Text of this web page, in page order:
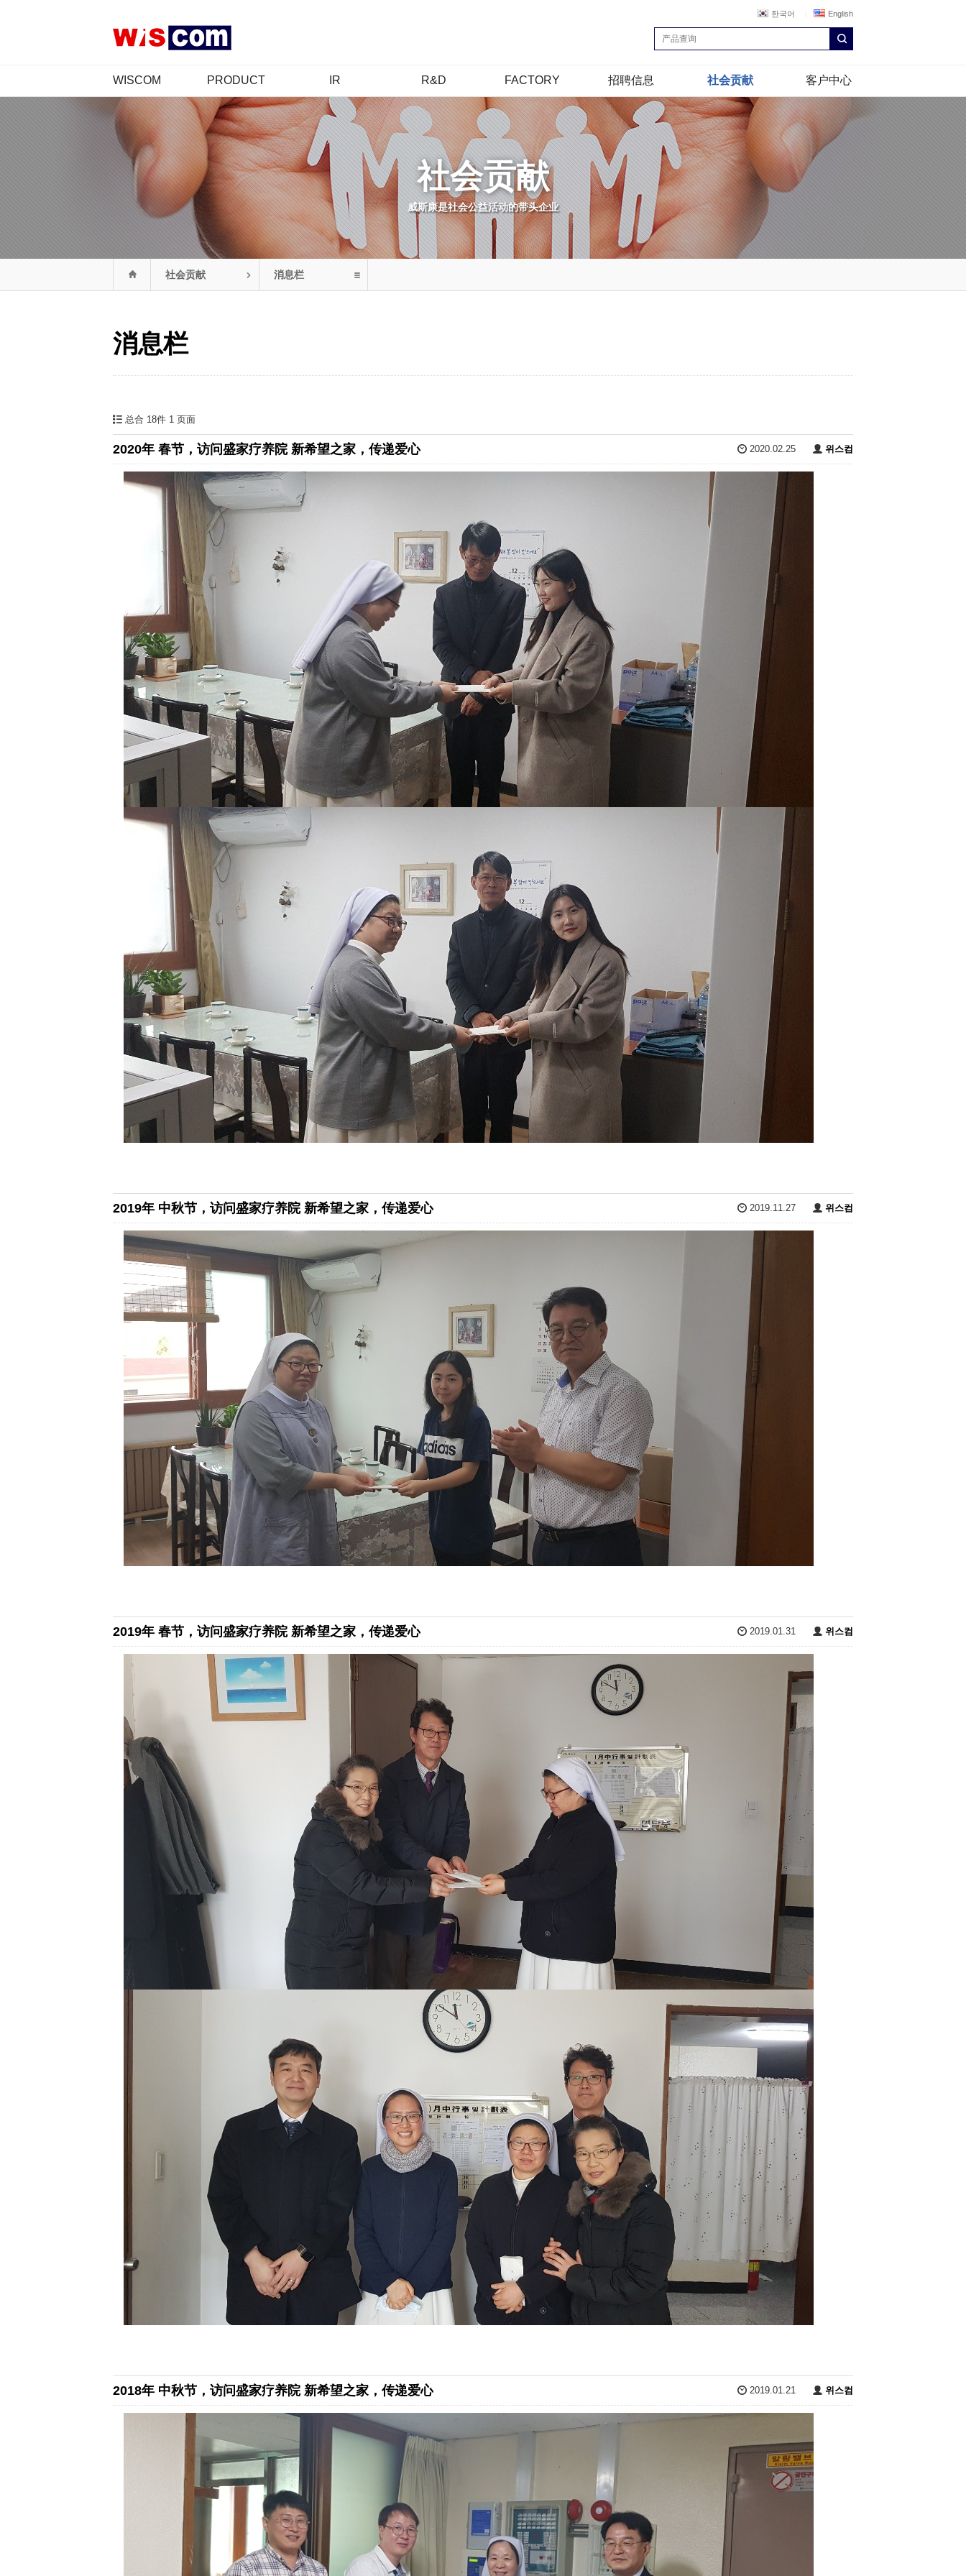
한국어 English
WISCOM
公司介绍
CEO 致辞
经营哲学
CI
年履
组织图
联系我们
PRODUCT
产品介绍
认证情况
IR
IR概要
股价信息
财务信息
公示信息
公告
R&D
研究所简介
研究领域
品质保证
FACTORY
安山1工厂
安山2工厂
始华工厂
安城工厂
丽水工厂
无锡法人
江门法人
招聘信息
人才赏
福利待遇
聘用介绍
招聘FAQ
社会贡献
正道经营
分享经营
消息栏
客户中心
NEWS & NOTICE
社会贡献
威斯康是社会公益活动的带头企业
社会贡献 消息栏
消息栏
总合 18件 1 页面
2020年 春节，访问盛家疗养院 新希望之家，传递爱心 2020.02.25 위스컴
2019年 中秋节，访问盛家疗养院 新希望之家，传递爱心 2019.11.27 위스컴
2019年 春节，访问盛家疗养院 新希望之家，传递爱心 2019.01.31 위스컴
2018年 中秋节，访问盛家疗养院 新希望之家，传递爱心 2019.01.21 위스컴